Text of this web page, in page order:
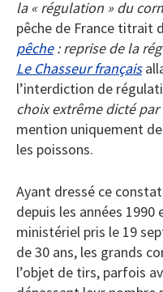
la « régulation » du
pêche de France titrait
pêche: reprise de la
Le Chasseur français
l’interdiction de
choix extrême dicté
mention uniquement
les poissons.
Ayant dressé ce
depuis les années 1990
ministériel pris le 19
de 30 ans, les grands
l’objet de tirs, parfois